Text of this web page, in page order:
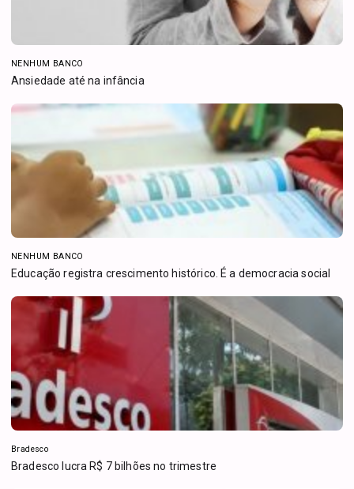
NENHUM BANCO
Ansiedade até na infância
NENHUM BANCO
Educação registra crescimento histórico. É a democracia social
Bradesco
Bradesco lucra R$ 7 bilhões no trimestre